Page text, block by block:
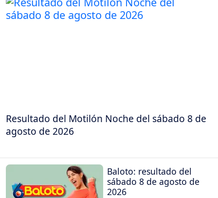
Resultado del Motilón Noche del sábado 8 de
agosto de 2026
Baloto: resultado del
sábado 8 de agosto de
2026